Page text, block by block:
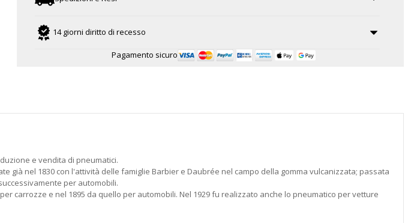
14 giorni diritto di recesso
Pagamento sicuro
e vendita di pneumatici.
già nel 1830 con l'attività delle famiglie Barbier e Daubrée nel campo della gomma vulcanizzata; passata
per automobili.
carrozze e nel 1895 da quello per automobili. Nel 1929 fu realizzato anche lo pneumatico per vetture